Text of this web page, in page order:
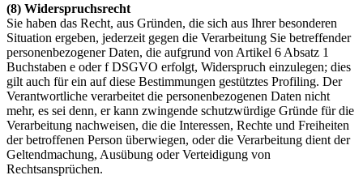
(8) Widerspruchsrecht
Sie haben das Recht, aus Gründen, die sich aus Ihrer besonderen
Situation ergeben, jederzeit gegen die Verarbeitung Sie betreffender
personenbezogener Daten, die aufgrund von Artikel 6 Absatz 1
Buchstaben e oder f DSGVO erfolgt, Widerspruch einzulegen; dies
gilt auch für ein auf diese Bestimmungen gestütztes Profiling. Der
Verantwortliche verarbeitet die personenbezogenen Daten nicht
mehr, es sei denn, er kann zwingende schutzwürdige Gründe für die
Verarbeitung nachweisen, die die Interessen, Rechte und Freiheiten
der betroffenen Person überwiegen, oder die Verarbeitung dient der
Geltendmachung, Ausübung oder Verteidigung von
Rechtsansprüchen.